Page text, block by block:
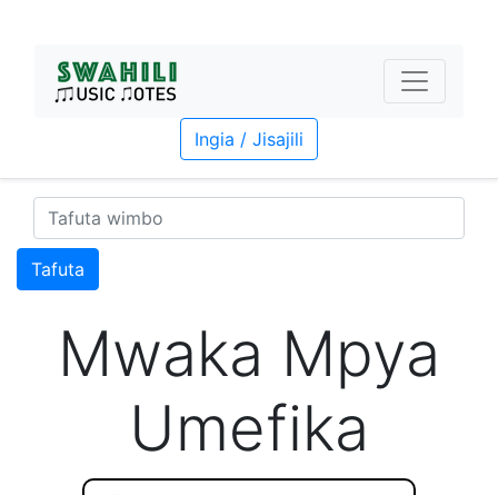
Ingia / Jisajili
Tafuta
Mwaka Mpya
Umefika